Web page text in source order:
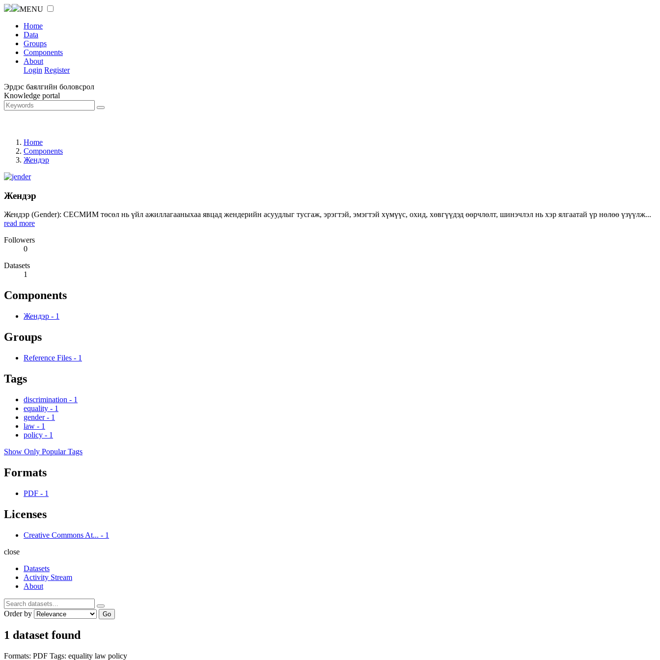
MENU
Home
Data
Groups
Components
About
Login Register
Эрдэс баялгийн боловсрол
Knowledge portal
Home
Components
Жендэр
Жендэр
Жендэр (Gender): СЕСМИМ төсөл нь үйл ажиллагааныхаа явцад жендерийн асуудлыг тусгаж, эрэгтэй, эмэгтэй хүмүүс, охид, хөвгүүдэд өөрчлөлт, шинэчлэл нь хэр ялгаатай үр нөлөө үзүүлж...
read more
Followers
0
Datasets
1
Components
Жендэр - 1
Groups
Reference Files - 1
Tags
discrimination - 1
equality - 1
gender - 1
law - 1
policy - 1
Show Only Popular Tags
Formats
PDF - 1
Licenses
Creative Commons At... - 1
close
Datasets
Activity Stream
About
Order by Go
1 dataset found
Formats: PDF Tags: equality law policy